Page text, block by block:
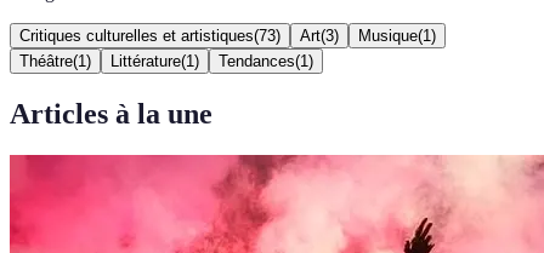
Critiques culturelles et artistiques(73) Art(3) Musique(1 )
Théâtre(1 ) Littérature(1 ) Tendances(1 )
Articles à la une